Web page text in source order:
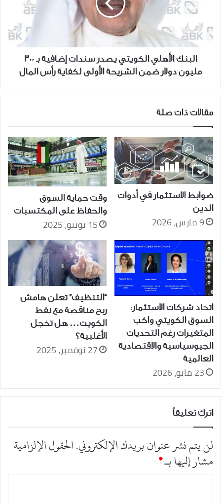
سندات
إضافية
بـ
300
مليون
دولار
ضمن
الشريحة
الأولى
لكفاية
رأس
المال
البنك الأهلي الكويتي يصدر سندات إضافية بـ 300
مليون دولار ضمن الشريحة الأولى لكفاية رأس المال
مقالات ذات صلة
ضوابط الاستثمار في أدوات
الدين
9 مارس، 2026
وقت حماية السوق
والحفاظ على المكتسبات
15 يونيو، 2025
اتحاد شركات الاستثمار:
السوق الكويتي واكب
المتغيرات رغم التحديات
الجيوسياسية والاقتصادية
العالمية
23 مايو، 2026
“التنظيف” تعلن هامش
ربح مناقصة مع نفط
الكويت… هل تخجل
الأغلبية؟
27 نوفمبر، 2025
اترك تعليقاً
لن يتم نشر عنوان بريدك الإلكتروني.الحقول الإلزامية
مشار إليها بـ*
ا